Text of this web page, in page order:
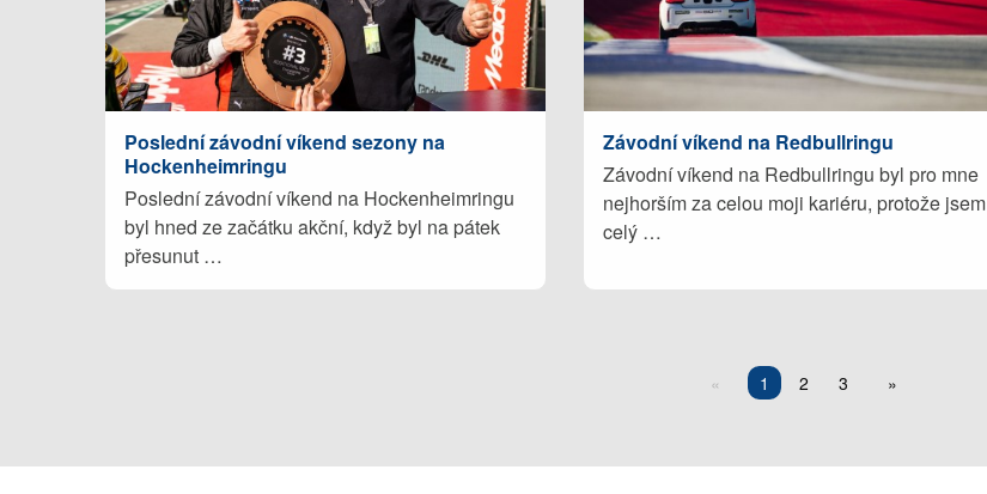
Poslední závodní víkend sezony na
Hockenheimringu
Poslední závodní víkend na Hockenheimringu
byl hned ze začátku akční, když byl na pátek
přesunut …
Závodní víkend na Redbullringu
Závodní víkend na Redbullringu byl pro mne
nejhorším za celou moji kariéru, protože jsem
celý …
1 2 3